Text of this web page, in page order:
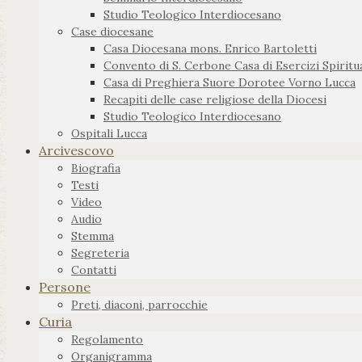
Studio Teologico Interdiocesano
Case diocesane
Casa Diocesana mons. Enrico Bartoletti
Convento di S. Cerbone Casa di Esercizi
Casa di Preghiera Suore Dorotee Vorno Lucca
Recapiti delle case religiose della Diocesi
Studio Teologico Interdiocesano
Ospitali Lucca
Arcivescovo
Biografia
Testi
Video
Audio
Stemma
Segreteria
Contatti
Persone
Preti, diaconi, parrocchie
Curia
Regolamento
Organigramma